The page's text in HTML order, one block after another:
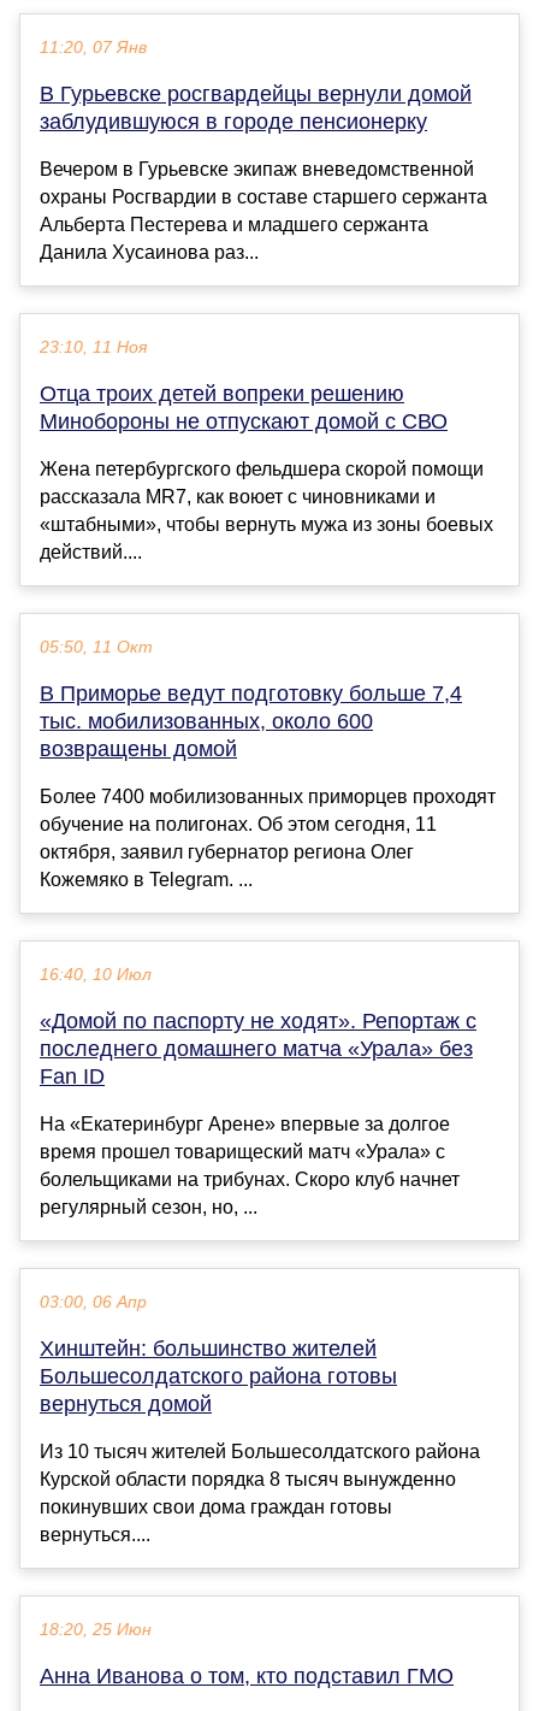
11:20, 07 Янв
В Гурьевске росгвардейцы вернули домой
заблудившуюся в городе пенсионерку
Вечером в Гурьевске экипаж вневедомственной
охраны Росгвардии в составе старшего сержанта
Альберта Пестерева и младшего сержанта
Данила Хусаинова раз...
23:10, 11 Ноя
Отца троих детей вопреки решению
Минобороны не отпускают домой с СВО
Жена петербургского фельдшера скорой помощи
рассказала MR7, как воюет с чиновниками и
«штабными», чтобы вернуть мужа из зоны боевых
действий....
05:50, 11 Окт
В Приморье ведут подготовку больше 7,4
тыс. мобилизованных, около 600
возвращены домой
Более 7400 мобилизованных приморцев проходят
обучение на полигонах. Об этом сегодня, 11
октября, заявил губернатор региона Олег
Кожемяко в Telegram. ...
16:40, 10 Июл
«Домой по паспорту не ходят». Репортаж с
последнего домашнего матча «Урала» без
Fan ID
На «Екатеринбург Арене» впервые за долгое
время прошел товарищеский матч «Урала» с
болельщиками на трибунах. Скоро клуб начнет
регулярный сезон, но, ...
03:00, 06 Апр
Хинштейн: большинство жителей
Большесолдатского района готовы
вернуться домой
Из 10 тысяч жителей Большесолдатского района
Курской области порядка 8 тысяч вынужденно
покинувших свои дома граждан готовы
вернуться....
18:20, 25 Июн
Анна Иванова о том, кто подставил ГМО